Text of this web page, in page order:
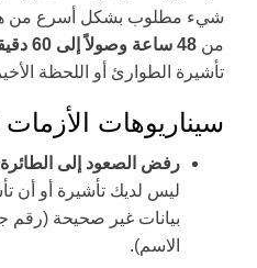
شيء مطلوب بشكل أسرع من هذه
من 48 ساعة وصولاً إلى 60 دقيقة فقط
تأشيرة الطوارئ أو اللحظة
سيناريوهات الأزمات
رفض الصعود إلى
ليس لديك تأشيرة أو أن
بيانات غير صحيحة (رقم
الاسم).